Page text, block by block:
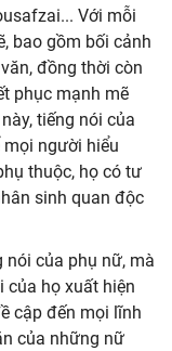
Với mỗi
bao gồm bối cảnh
đồng thời còn
phục mạnh mẽ
tiếng nói của
người hiểu
thuộc, họ có tư
sinh quan độc
của phụ nữ, mà
của họ xuất hiện
cập đến mọi lĩnh
của những nữ